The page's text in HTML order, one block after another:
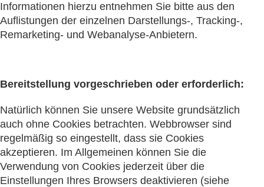
Informationen hierzu entnehmen Sie bitte aus den
Auflistungen der einzelnen Darstellungs-, Tracking-,
Remarketing- und Webanalyse-Anbietern.
Bereitstellung vorgeschrieben oder erforderlich:
Natürlich können Sie unsere Website grundsätzlich
auch ohne Cookies betrachten. Webbrowser sind
regelmäßig so eingestellt, dass sie Cookies
akzeptieren. Im Allgemeinen können Sie die
Verwendung von Cookies jederzeit über die
Einstellungen Ihres Browsers deaktivieren (siehe